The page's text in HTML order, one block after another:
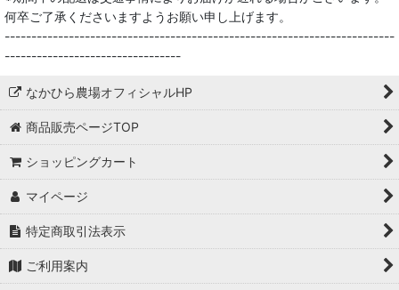
何卒ご了承くださいますようお願い申し上げます。
-------------------------------------------------------------------------
---------------------------------
なかひら農場オフィシャルHP
商品販売ページTOP
ショッピングカート
マイページ
特定商取引法表示
ご利用案内